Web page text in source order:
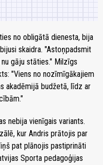
no obligātā dienesta, bija
skaidra. "Astoņpadsmit
gāju stāties." Milzīgs
"Viens no nozīmīgākajiem
akadēmijā budžetā, līdz ar
nebija vienīgais variants.
kur Andris prātojis par
pat plānojis pastiprināti
Sporta pedagoģijas